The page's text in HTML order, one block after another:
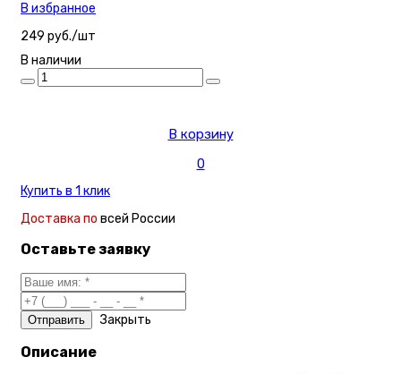
В избранное
249 руб./шт
В наличии
В корзину
0
Купить в 1 клик
Доставка по всей России
Оставьте заявку
Закрыть
Описание